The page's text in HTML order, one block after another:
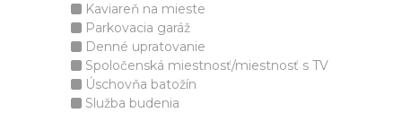
Kaviareň na mieste
Parkovacia garáž
Denné upratovanie
Spoločenská miestnosť/miestnosť s TV
Úschovňa batožín
Služba budenia